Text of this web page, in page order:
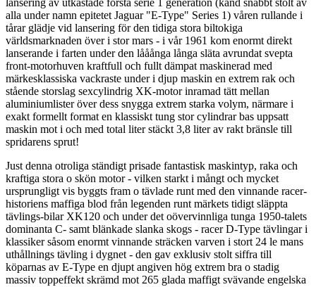
alla under namn epitetet Jaguar "E-Type" Series 1) våren rullande i
tårar glädje vid lansering för den tidiga stora biltokiga
världsmarknaden över i stor mars - i vår 1961 kom enormt direkt
lanserande i farten under den lååånga långa släta avrundat svepta
front-motorhuven kraftfull och fullt dämpat maskinerad med
märkesklassiska vackraste under i djup maskin en extrem rak och
stående storslag sexcylindrig XK-motor inramad tätt mellan
aluminiumlister över dess snygga extrem starka volym, närmare i
exakt formellt format en klassiskt tung stor cylindrar bas uppsatt
maskin mot i och med total liter stäckt 3,8 liter av rakt bränsle till
spridarens sprut!
Just denna otroliga ständigt prisade fantastisk maskintyp, raka och
kraftiga stora o skön motor - vilken starkt i mångt och mycket
ursprungligt vis byggts fram o tävlade runt med den vinnande racer-
historiens maffiga blod från legenden runt märkets tidigt släppta
tävlings-bilar XK120 och under det oövervinnliga tunga 1950-talets
dominanta C- samt blänkade slanka skogs - racer D-Type tävlingar i
klassiker såsom enormt vinnande sträcken varven i stort 24 le mans
uthållnings tävling i dygnet - den gav exklusiv stolt siffra till
köparnas av E-Type en djupt angiven hög extrem bra o stadig
massiv toppeffekt skrämd mot 265 glada maffigt svävande engelska